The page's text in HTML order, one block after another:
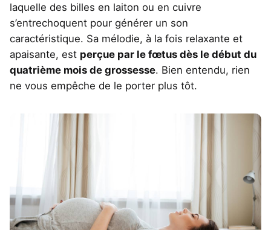
laquelle des billes en laiton ou en cuivre
s’entrechoquent pour générer un son
caractéristique. Sa mélodie, à la fois relaxante et
apaisante, est perçue par le fœtus dès le début du
quatrième mois de grossesse. Bien entendu, rien
ne vous empêche de le porter plus tôt.